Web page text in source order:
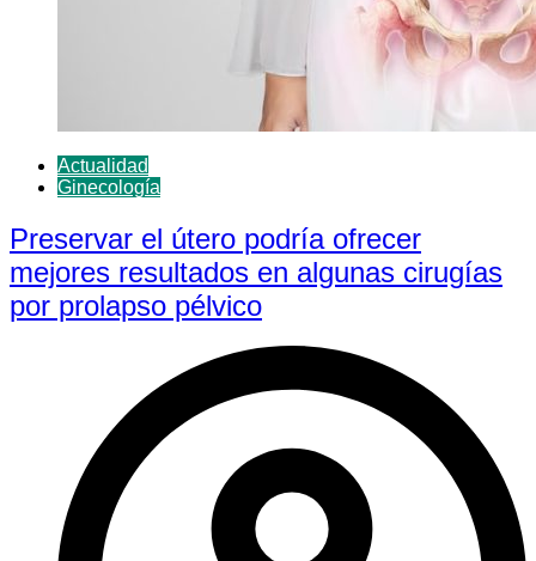
Actualidad
Ginecología
Preservar el útero podría ofrecer
mejores resultados en algunas cirugías
por prolapso pélvico